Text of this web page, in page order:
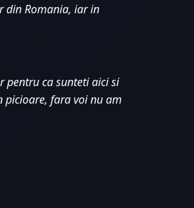
din Romania, iar in
pentru ca sunteti aici si
picioare, fara voi nu am